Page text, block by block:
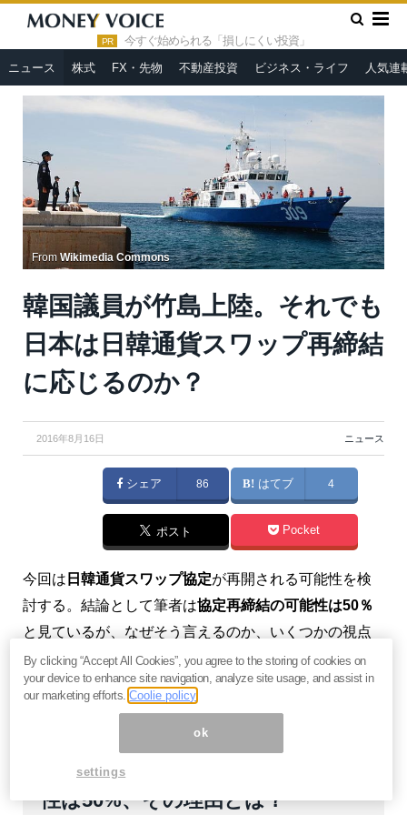
PR 今すぐ始められる「損しにくい投資」
ニュース 株式 FX・先物 不動産投資 ビジネス・ライフ 人気連
HOME » ニュース »
韓国議員が竹島上陸。それでも日本は日韓
通貨スワップ再締結に応じるのか？
From Wikimedia Commons
韓国議員が竹島上陸。それでも
日本は日韓通貨スワップ再締結
に応じるのか？
2016年8月16日 ニュース
シェア 86 はてブ 4
ポスト Pocket
今回は 日韓通貨スワップ協定が再開される可能性を検
討する。結論として筆者は協定再締結の可能性は50％
と見ているが、なぜそう言えるのか、いくつかの視点
で考えてみよう。（『2011年 韓国経済危機の軌跡（週
間 韓国経済）』）
日韓通貨スワップ協定再締結の可能
性は50%、その理由とは？
By clicking “Accept All Cookies”, you agree to the storing of cookies on
your device to enhance site navigation, analyze site usage, and assist in
our marketing efforts.Coolie policy
ok
settings